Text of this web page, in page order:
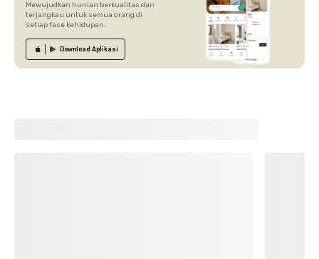
Mewujudkan hunian berkualitas dan
terjangkau untuk semua orang di
setiap fase kehidupan.
Download Aplikasi